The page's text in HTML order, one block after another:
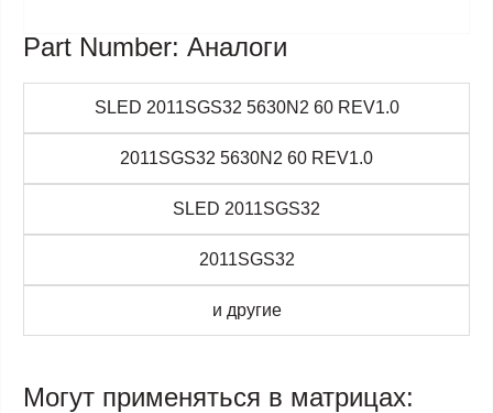
Part Number: Аналоги
SLED 2011SGS32 5630N2 60 REV1.0
2011SGS32 5630N2 60 REV1.0
SLED 2011SGS32
2011SGS32
и другие
Могут применяться в матрицах: